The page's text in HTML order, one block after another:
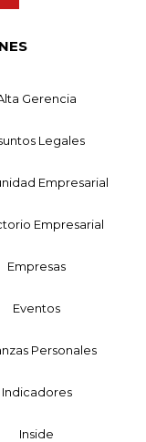
Gerencia
Legales
Empresarial
Empresarial
Empresas
Eventos
Personales
Indicadores
Inside